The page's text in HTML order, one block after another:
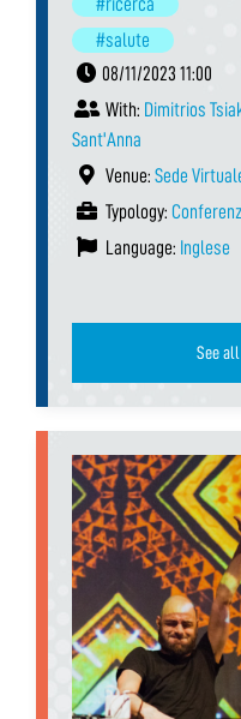
#ricerca
#salute
08/11/2023 11:00
With: Dimitrios
Sant'Anna
Venue: Sede
Typology:
Language: Inglese
See